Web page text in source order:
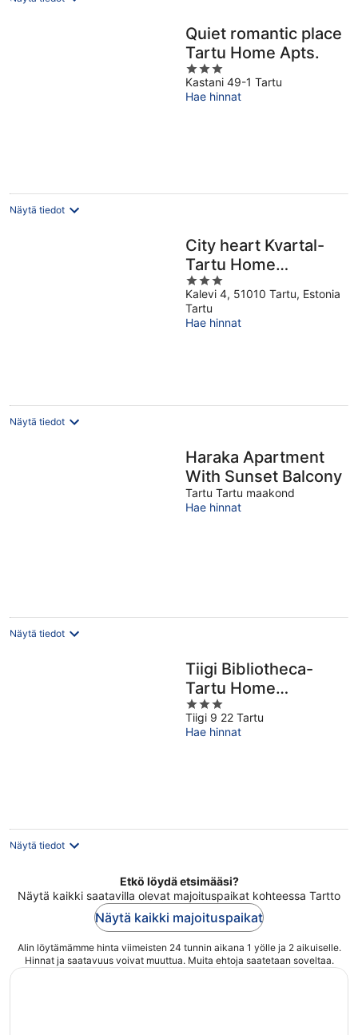
Quiet romantic place
Tartu Home Apts.
3
out
of
Kastani 49-1 Tartu
Hae hinnat
Näytä tiedot
City heart Kvartal-
Tartu Home
Apartments
3
out
of
5
Kalevi 4, 51010 Tartu, Estonia
Tartu
Hae hinnat
Näytä tiedot
Haraka Apartment
With Sunset Balcony
Tartu Tartu maakond
Hae hinnat
Näytä tiedot
Tiigi Bibliotheca-
Tartu Home
Apartments
3
out
of
Tiigi 9 22 Tartu
Hae hinnat
Näytä tiedot
Etkö löydä etsimääsi?
Näytä kaikki saatavilla olevat majoituspaikat kohteessa Tartto
Näytä kaikki majoituspaikat
Alin löytämämme hinta viimeisten 24 tunnin aikana 1 yölle ja 2 aikuiselle.
Hinnat ja saatavuus voivat muuttua. Muita ehtoja saatetaan soveltaa.